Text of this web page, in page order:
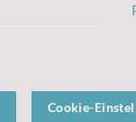
Cookie-